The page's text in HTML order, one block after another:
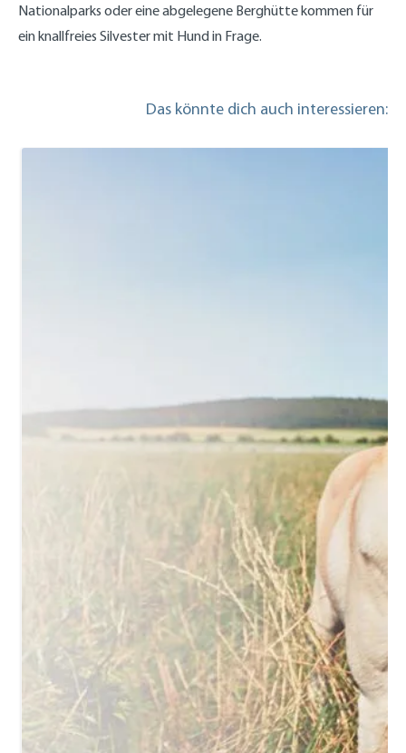
Nationalparks oder eine abgelegene Berghütte kommen für
ein knallfreies Silvester mit Hund in Frage.
Das könnte dich auch interessieren: